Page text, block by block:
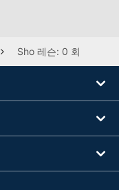
Sho 레슨: 0 회